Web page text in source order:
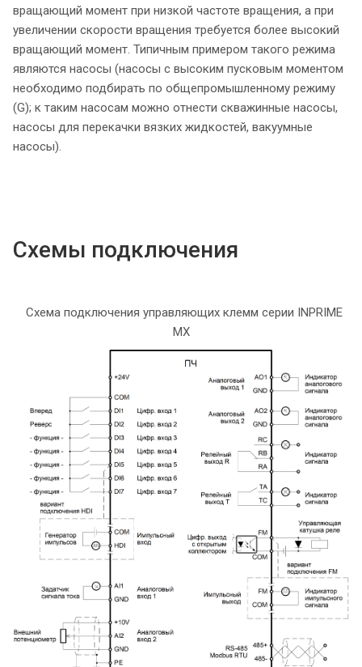
вращающий момент при низкой частоте вращения, а при
увеличении скорости вращения требуется более высокий
вращающий момент. Типичным примером такого режима
являются насосы (насосы с высоким пусковым моментом
необходимо подбирать по общепромышленному режиму
(G); к таким насосам можно отнести скважинные насосы,
насосы для перекачки вязких жидкостей, вакуумные
насосы).
Схемы подключения
Схема подключения управляющих клемм серии INPRIME
MX